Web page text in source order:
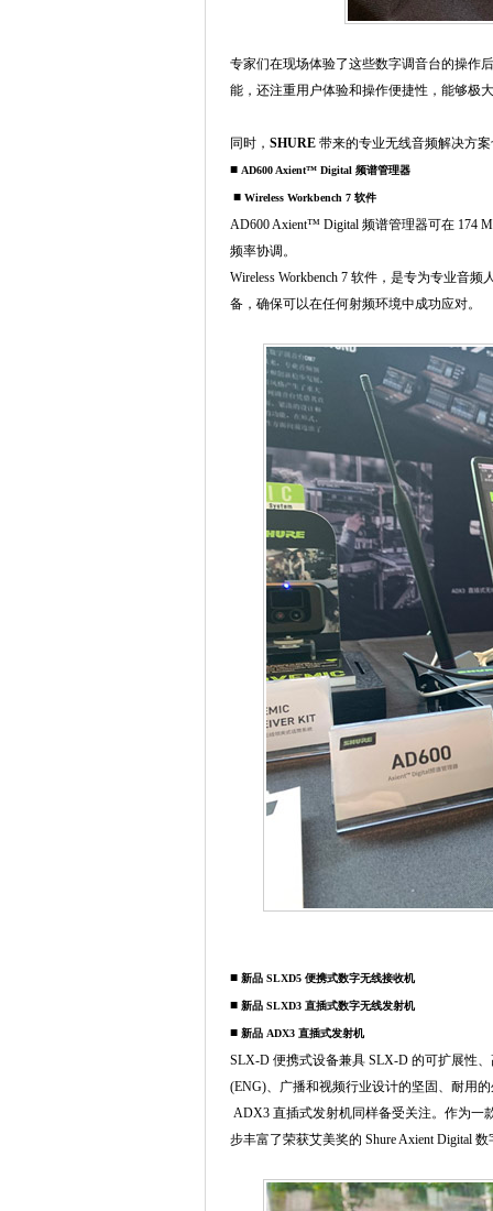
专家们在现场体验了这些数字调音台的操作
能，还注重用户体验和操作便捷性，能够极
同时， SHURE 带来的专业无线音频解决方
■ AD600 Axient™ Digital 频谱管理器
■ Wireless Workbench 7 软件
AD600 Axient™ Digital 频谱管理器可在 174
频率协调。
Wireless Workbench 7 软件，是专为专业音
备，确保可以在任何射频环境中成功应对。
■ 新品 SLXD5 便携式数字无线接收机
■ 新品 SLXD3 直插式数字无线发射机
■ 新品 ADX3 直插式发射机
SLX-D 便携式设备兼具 SLX-D 的可扩展性
(ENG)、广播和视频行业设计的坚固、耐用
ADX3 直插式发射机同样备受关注。作为一
步丰富了荣获艾美奖的 Shure Axient Digital